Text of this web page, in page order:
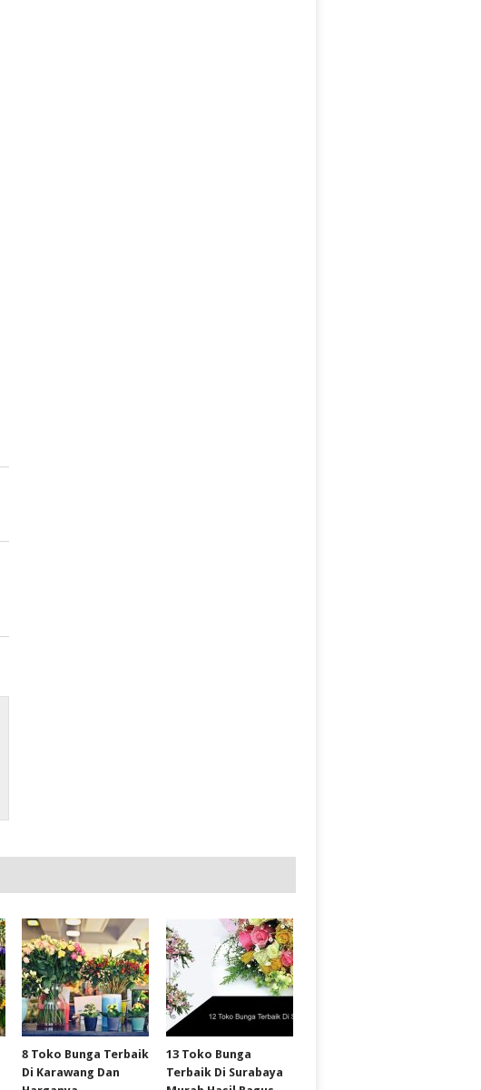
8 Toko Bunga Terbaik
Di Karawang Dan
13 Toko Bunga
Terbaik Di Surabaya